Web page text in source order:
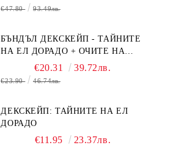
ТАЙНИТЕ НА ЕЛ ДОРАДО +
€47.80 93.49лв.
БЪНДЪЛ ДЕКСКЕЙП - ТАЙНИТЕ
НА ЕЛ ДОРАДО + ОЧИТЕ НА
ДРАКОНА€20.31 39.72лв.
€23.90 46.74лв.
ДЕКСКЕЙП: ТАЙНИТЕ НА ЕЛ
ДОРАДО
€11.95 23.37лв.